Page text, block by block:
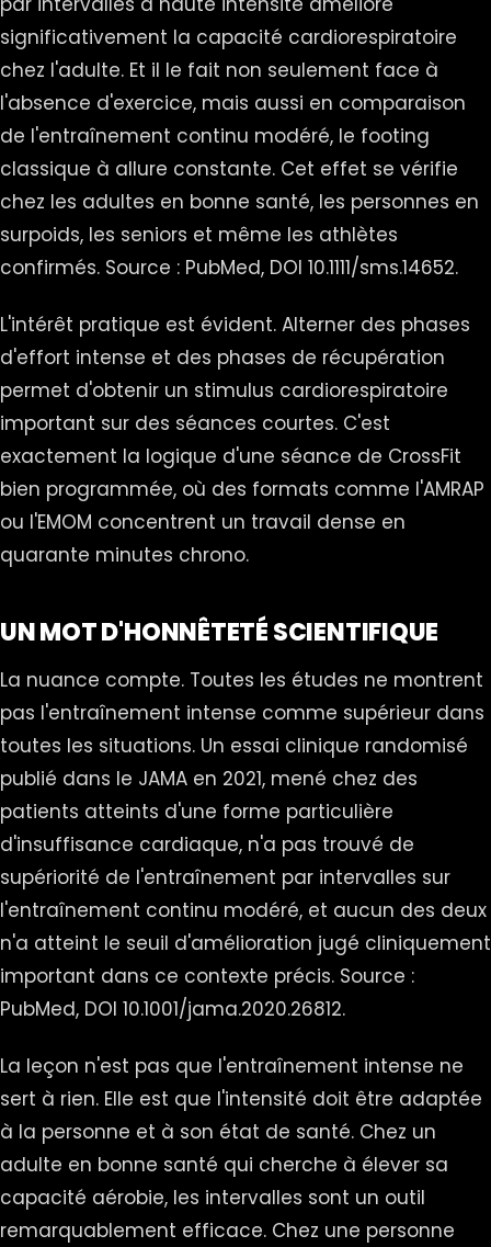
significativement la capacité cardiorespiratoire
chez l'adulte. Et il le fait non seulement face à
l'absence d'exercice, mais aussi en comparaison
de l'entraînement continu modéré, le footing
classique à allure constante. Cet effet se vérifie
chez les adultes en bonne santé, les personnes en
surpoids, les seniors et même les athlètes
confirmés. Source : PubMed, DOI 10.1111/sms.14652.
L'intérêt pratique est évident. Alterner des phases
d'effort intense et des phases de récupération
permet d'obtenir un stimulus cardiorespiratoire
important sur des séances courtes. C'est
exactement la logique d'une séance de CrossFit
bien programmée, où des formats comme l'AMRAP
ou l'EMOM concentrent un travail dense en
quarante minutes chrono.
UN MOT D'HONNÊTETÉ SCIENTIFIQUE
La nuance compte. Toutes les études ne montrent
pas l'entraînement intense comme supérieur dans
toutes les situations. Un essai clinique randomisé
publié dans le JAMA en 2021, mené chez des
patients atteints d'une forme particulière
d'insuffisance cardiaque, n'a pas trouvé de
supériorité de l'entraînement par intervalles sur
l'entraînement continu modéré, et aucun des deux
n'a atteint le seuil d'amélioration jugé cliniquement
important dans ce contexte précis. Source :
PubMed, DOI 10.1001/jama.2020.26812.
La leçon n'est pas que l'entraînement intense ne
sert à rien. Elle est que l'intensité doit être adaptée
à la personne et à son état de santé. Chez un
adulte en bonne santé qui cherche à élever sa
capacité aérobie, les intervalles sont un outil
remarquablement efficace. Chez une personne